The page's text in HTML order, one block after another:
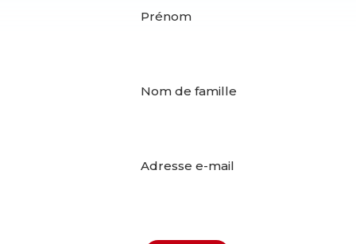
Prénom
Nom de famille
Adresse e-mail